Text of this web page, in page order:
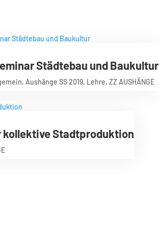
Städtebau und Baukultur
, Aushänge SS 2019, Lehre, ZZ AUSHÄNGE
kollektive Stadtproduktion